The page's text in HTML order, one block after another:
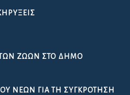
ΖΏΩΝ ΣΤΟ ΔΉΜΟ
ΝΈΩΝ ΓΙΑ ΤΗ ΣΥΓΚΡΌΤΗΣΗ